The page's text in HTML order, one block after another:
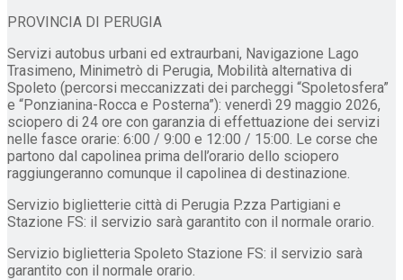
PROVINCIA DI PERUGIA
Servizi autobus urbani ed extraurbani, Navigazione Lago
Trasimeno, Minimetrò di Perugia, Mobilità alternativa di
Spoleto (percorsi meccanizzati dei parcheggi “Spoletosfera”
e “Ponzianina-Rocca e Posterna”): venerdì 29 maggio 2026,
sciopero di 24 ore con garanzia di effettuazione dei servizi
nelle fasce orarie: 6:00 / 9:00 e 12:00 / 15:00. Le corse che
partono dal capolinea prima dell’orario dello sciopero
raggiungeranno comunque il capolinea di destinazione.
Servizio biglietterie città di Perugia P.zza Partigiani e
Stazione FS: il servizio sarà garantito con il normale orario.
Servizio biglietteria Spoleto Stazione FS: il servizio sarà
garantito con il normale orario.